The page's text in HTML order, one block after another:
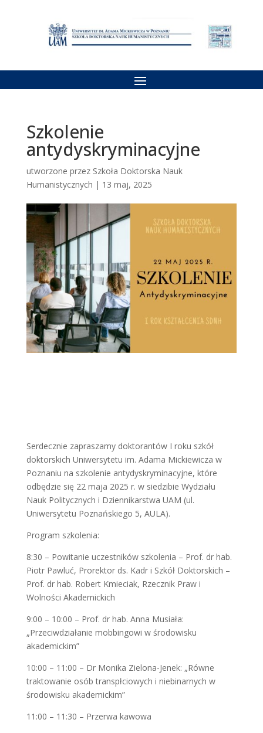
Szkolenie
antydyskryminacyjne
utworzone przez Szkoła Doktorska Nauk
Humanistycznych | 13 maj, 2025
Serdecznie zapraszamy doktorantów I roku szkół
doktorskich Uniwersytetu im. Adama Mickiewicza w
Poznaniu na szkolenie antydyskryminacyjne, które
odbędzie się 22 maja 2025 r. w siedzibie Wydziału
Nauk Politycznych i Dziennikarstwa UAM (ul.
Uniwersytetu Poznańskiego 5, AULA).
Program szkolenia:
8:30 – Powitanie uczestników szkolenia – Prof. dr hab.
Piotr Pawluć, Prorektor ds. Kadr i Szkół Doktorskich –
Prof. dr hab. Robert Kmieciak, Rzecznik Praw i
Wolności Akademickich
9:00 – 10:00 – Prof. dr hab. Anna Musiała:
„Przeciwdziałanie mobbingowi w środowisku
akademickim”
10:00 – 11:00 – Dr Monika Zielona-Jenek: „Równe
traktowanie osób transpłciowych i niebinarnych w
środowisku akademickim”
11:00 – 11:30 – Przerwa kawowa